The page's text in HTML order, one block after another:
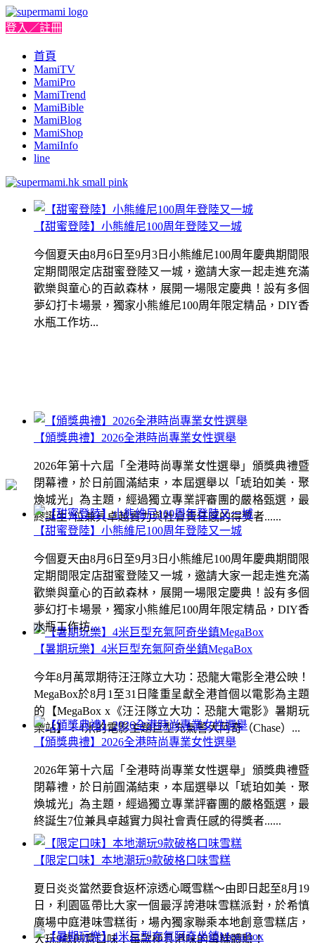
登入／註冊
首頁
MamiTV
MamiPro
MamiTrend
MamiBible
MamiBlog
MamiShop
MamiInfo
line
【甜蜜登陸】小熊維尼100周年登陸又一城
今個夏天由8月6日至9月3日小熊維尼100周年慶典期間限
定期間限定店甜蜜登陸又一城，邀請大家一起走進充滿
歡樂與童心的百畝森林，展開一場限定慶典！設有多個
夢幻打卡場景，獨家小熊維尼100周年限定精品，DIY香
水瓶工作坊...
【頒獎典禮】2026全港時尚專業女性選舉
2026年第十六屆「全港時尚專業女性選舉」頒獎典禮暨
閉幕禮，於日前圓滿結束，本屆選舉以「琥珀如美．聚
煥城光」為主題，經過獨立專業評審團的嚴格甄選，最
終誕生7位兼具卓越實力與社會責任感的得獎者......
【暑期玩樂】4米巨型充氣阿奇坐鎮MegaBox
今年8月萬眾期待汪汪隊立大功：恐龍大電影全港公映！
MegaBox於8月1至31日隆重呈獻全港首個以電影為主題
的【MegaBox x《汪汪隊立大功：恐龍大電影》暑期玩
樂站】！4米的電影主題巨型充氣警犬阿奇（Chase）...
【限定口味】本地潮玩9款破格口味雪糕
夏日炎炎當然要食返杯涼透心嘅雪糕～由即日起至8月19
日，利園區帶比大家一個最浮誇港味雪糕派對，於希慎
廣場中庭港味雪糕街，場內獨家聯乘本地創意雪糕店，
大玩9款創意口味！每款極具港味的雪糕體驗！
【甜蜜登陸】小熊維尼100周年登陸又一城
今個夏天由8月6日至9月3日小熊維尼100周年慶典期間限
定期間限定店甜蜜登陸又一城，邀請大家一起走進充滿
歡樂與童心的百畝森林，展開一場限定慶典！設有多個
夢幻打卡場景，獨家小熊維尼100周年限定精品，DIY香
水瓶工作坊...
【頒獎典禮】2026全港時尚專業女性選舉
2026年第十六屆「全港時尚專業女性選舉」頒獎典禮暨
閉幕禮，於日前圓滿結束，本屆選舉以「琥珀如美．聚
煥城光」為主題，經過獨立專業評審團的嚴格甄選，最
終誕生7位兼具卓越實力與社會責任感的得獎者......